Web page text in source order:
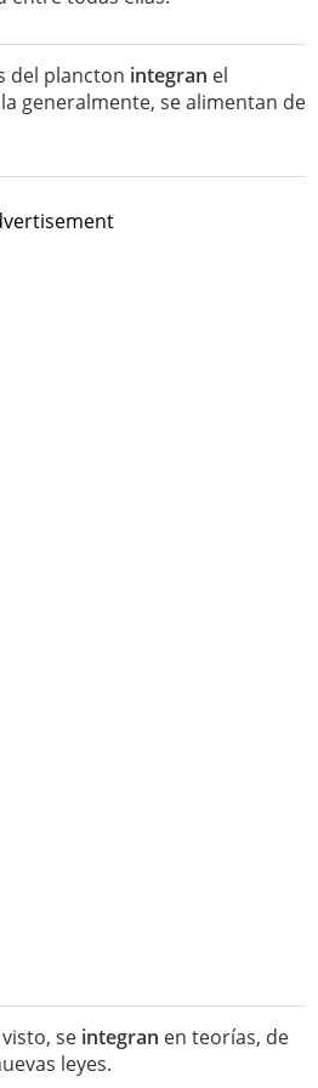
del plancton integran el
generalmente, se alimentan de
se integran en teorías, de
leyes.